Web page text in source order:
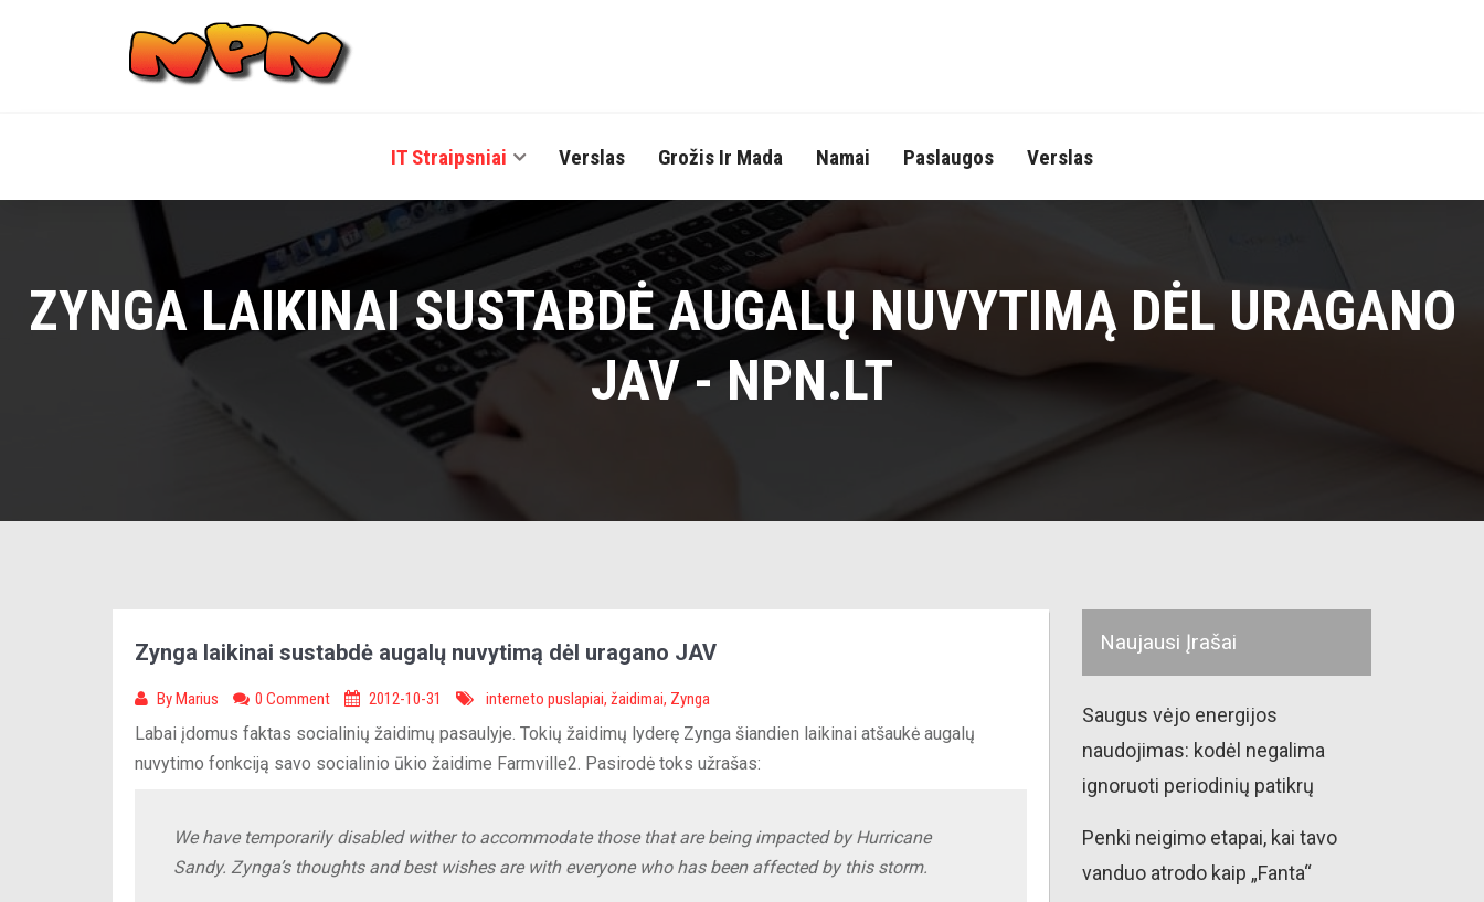
IT Straipsniai Verslas Grožis Ir Mada Namai Paslaugos Verslas
ZYNGA LAIKINAI SUSTABDĖ AUGALŲ NUVYTIMĄ DĖL URAGANO
JAV - NPN.LT
Zynga laikinai sustabdė augalų nuvytimą dėl uragano JAV
ByMarius 0 Comment 2012-10-31 interneto puslapiai, žaidimai, Zynga
Labai įdomus faktas socialinių žaidimų pasaulyje. Tokių žaidimų lyderę Zynga šiandien laikinai atšaukė augalų
nuvytimo fonkciją savo socialinio ūkio žaidime Farmville2. Pasirodė toks užrašas:
We have temporarily disabled wither to accommodate those that are being impacted by Hurricane
Sandy. Zynga’s thoughts and best wishes are with everyone who has been affected by this storm.
Naujausi Įrašai
Saugus vėjo energijos
naudojimas: kodėl negalima
ignoruoti periodinių patikrų
Penki neigimo etapai, kai tavo
vanduo atrodo kaip „Fanta“